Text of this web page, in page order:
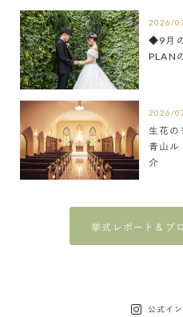
2026/
◆9月
PLAN
2026/
生花
青山ル
介
挙式レポート＆ブ
公式イ